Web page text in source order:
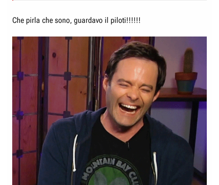
c
s
o
n
e
o
Che pirla che sono, guardavo il piloti!!!!!!